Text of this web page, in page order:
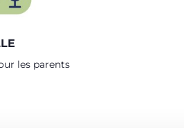
les parents